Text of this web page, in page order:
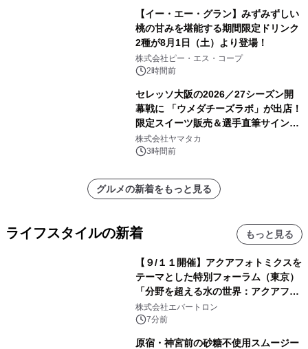
【イー・エー・グラン】みずみずしい
桃の甘みを堪能する期間限定ドリンク
2種が8月1日（土）より登場！
株式会社ピー・エス・コープ
2時間前
セレッソ大阪の2026／27シーズン開
幕戦に 「ウメダチーズラボ」が出店！
限定スイーツ販売＆選手直筆サイング
ッズが当たる抽選会を 8月8日に開催
株式会社ヤマタカ
3時間前
グルメの新着をもっと見る
ライフスタイルの新着 もっと見る
【９/１１開催】アクアフォトミクスを
テーマとした特別フォーラム（東京）
「分野を超える水の世界：アクアフォ
トミクスが切り拓く新しい科学の地
平」を開催
株式会社エバートロン
7分前
原宿・神宮前の砂糖不使用スムージー